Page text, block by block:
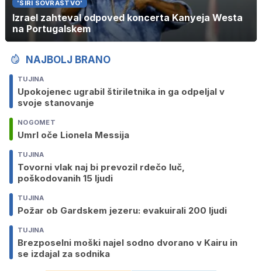
'ŠIRI SOVRAŠTVO'
Izrael zahteval odpoved koncerta Kanyeja Westa
na Portugalskem
NAJBOLJ BRANO
TUJINA
Upokojenec ugrabil štiriletnika in ga odpeljal v
svoje stanovanje
NOGOMET
Umrl oče Lionela Messija
TUJINA
Tovorni vlak naj bi prevozil rdečo luč,
poškodovanih 15 ljudi
TUJINA
Požar ob Gardskem jezeru: evakuirali 200 ljudi
TUJINA
Brezposelni moški najel sodno dvorano v Kairu in
se izdajal za sodnika